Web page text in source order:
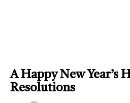
A Happy New Year’s
Resolutions